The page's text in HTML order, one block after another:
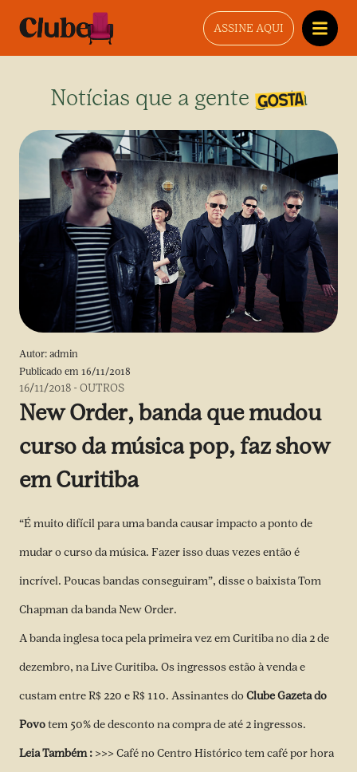
ASSINE AQUI
Notícias que a gente gosta
Autor: admin
Publicado em 16/11/2018
16/11/2018 -OUTROS
New Order, banda que mudou
curso da música pop, faz show
em Curitiba
“É muito difícil para uma banda causar impacto a ponto de
mudar o curso da música. Fazer isso duas vezes então é
incrível. Poucas bandas conseguiram”, disse o baixista Tom
Chapman da banda New Order.
A banda inglesa toca pela primeira vez em Curitiba no dia 2 de
dezembro, na Live Curitiba. Os ingressos estão à venda e
custam entre R$ 220 e R$ 110. Assinantes doClube Gazeta do
Povotem 50% de desconto na compra de até 2 ingressos.
Leia Também : >>> Café no Centro Histórico tem café por hora